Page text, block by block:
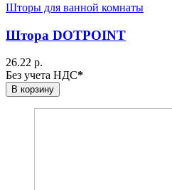
Шторы для ванной комнаты
Штора DOTPOINT
26.22 р.
Без учета НДС*
В корзину